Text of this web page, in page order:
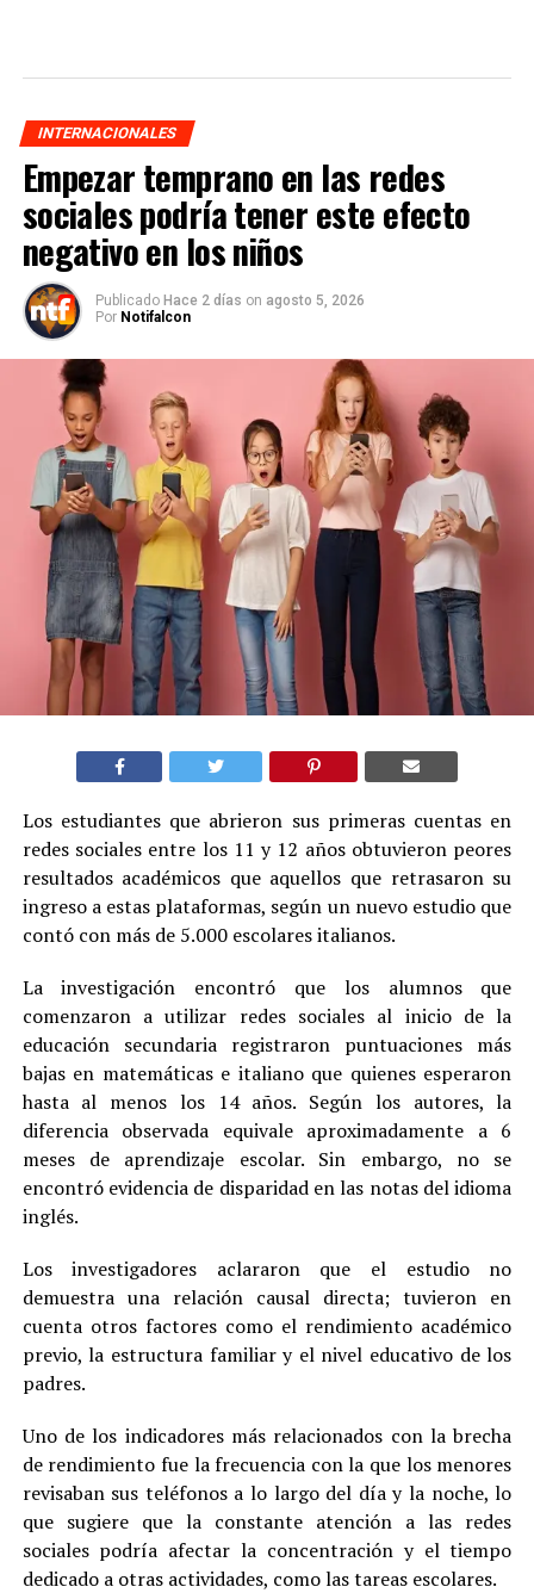
INTERNACIONALES
Empezar temprano en las redes
sociales podría tener este efecto
negativo en los niños
Publicado Hace 2 días on agosto 5, 2026
Por Notifalcon
Los estudiantes que abrieron sus primeras cuentas en
redes sociales entre los 11 y 12 años obtuvieron peores
resultados académicos que aquellos que retrasaron su
ingreso a estas plataformas, según un nuevo estudio que
contó con más de 5.000 escolares italianos.
La investigación encontró que los alumnos que
comenzaron a utilizar redes sociales al inicio de la
educación secundaria registraron puntuaciones más
bajas en matemáticas e italiano que quienes esperaron
hasta al menos los 14 años. Según los autores, la
diferencia observada equivale aproximadamente a 6
meses de aprendizaje escolar. Sin embargo, no se
encontró evidencia de disparidad en las notas del idioma
inglés.
Los investigadores aclararon que el estudio no
demuestra una relación causal directa; tuvieron en
cuenta otros factores como el rendimiento académico
previo, la estructura familiar y el nivel educativo de los
padres.
Uno de los indicadores más relacionados con la brecha
de rendimiento fue la frecuencia con la que los menores
revisaban sus teléfonos a lo largo del día y la noche, lo
que sugiere que la constante atención a las redes
sociales podría afectar la concentración y el tiempo
dedicado a otras actividades, como las tareas escolares.